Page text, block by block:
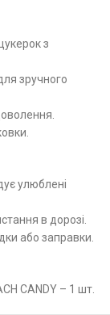
з
зручного
улюблені
в дорозі.
або заправки.
CANDY – 1 шт.